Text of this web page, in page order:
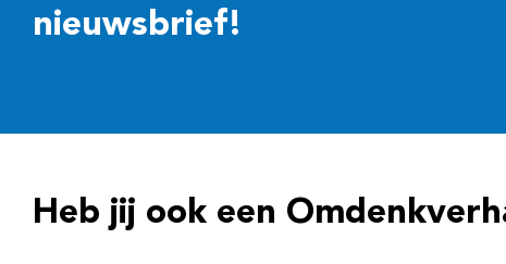
nieuwsbrief!
Heb jij ook een